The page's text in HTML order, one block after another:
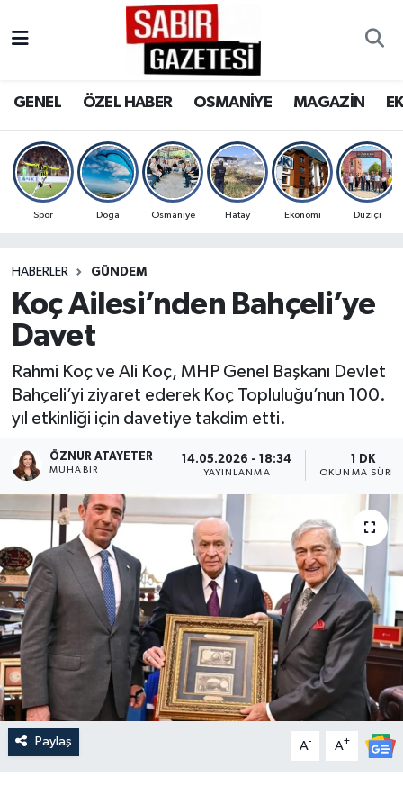
GENEL ÖZEL HABER OSMANİYE MAGAZİN
Spor Doğa Osmaniye Hatay Ekonomi Düziçi
HABERLER GÜNDEM
Koç Ailesi’nden Bahçeli’ye
Davet
Rahmi Koç ve Ali Koç, MHP Genel Başkanı Devlet
Bahçeli’yi ziyaret ederek Koç Topluluğu’nun 100.
yıl etkinliği için davetiye takdim etti.
ÖZNUR ATAYETER
MUHABIR
14.05.2026 - 18:34
YAYINLANMA
1 DK
OKUNMA
Paylaş A- A+
OSMANİYE
MAGAZİN
SPOR
RESMİ İLANLAR
Osmaniye Nöbetçi Eczaneler
Osmaniye Trafik Yoğunluk Haritası
Süper Lig Puan Durumu ve Fikstür
Son Dakika Haberleri
Haber Arşivi